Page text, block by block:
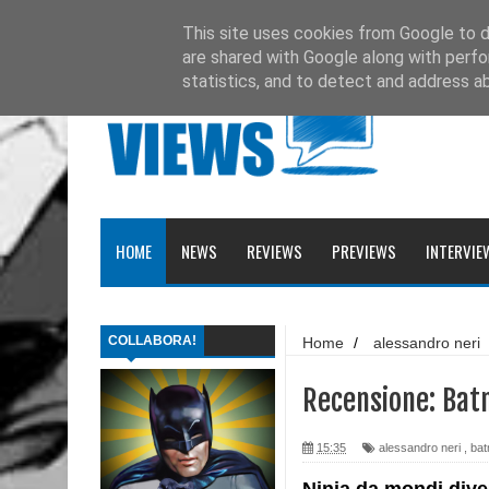
Recensione: Matana 3
Recensione: Tex 728
Recensione: Julia 273
Recensione: Superman: Stagioni
Recensione: PaperDante
Recensione: H.P. Lovecraft - I gatti di Ulthar
Recensione: Il Segreto di Leonardo da
Recensione: Topolino 3405
Recensione: Tex Romanzi a Fumetti 12
HOME NEWS REVIEWS PREVIEWS
COLLABORA! Home / alessandro neri
Recensione:
15:35 alessandro neri ,
This site uses cookies from Google to
are shared with Google along with
statistics, and to detect and address